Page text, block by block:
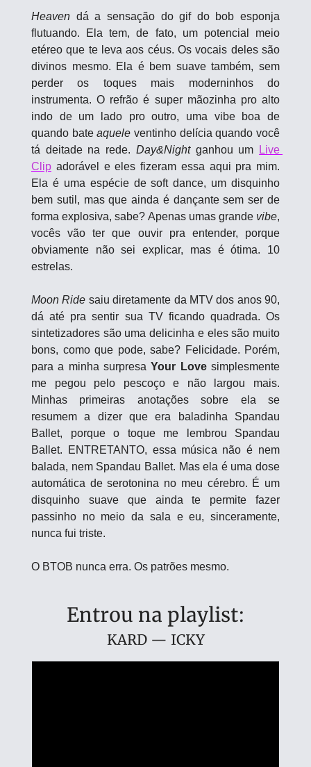
Heaven dá a sensação do gif do bob esponja
flutuando. Ela tem, de fato, um potencial meio
etéreo que te leva aos céus. Os vocais deles são
divinos mesmo. Ela é bem suave também, sem
perder os toques mais moderninhos do
instrumenta. O refrão é super mãozinha pro alto
indo de um lado pro outro, uma vibe boa de
quando bate aquele ventinho delícia quando você
tá deitade na rede. Day&Night ganhou um
Live
Clip adorável e eles fizeram essa aqui pra mim.
Ela é uma espécie de soft dance, um disquinho
bem sutil, mas que ainda é dançante sem ser de
forma explosiva, sabe? Apenas umas grande vibe,
vocês vão ter que ouvir pra entender, porque
obviamente não sei explicar, mas é ótima. 10
estrelas.
Moon Ride saiu diretamente da MTV dos anos 90,
dá até pra sentir sua TV ficando quadrada. Os
sintetizadores são uma delicinha e eles são muito
bons, como que pode, sabe? Felicidade. Porém,
para a minha surpresa Your Love simplesmente
me pegou pelo pescoço e não largou mais.
Minhas primeiras anotações sobre ela se
resumem a dizer que era baladinha Spandau
Ballet, porque o toque me lembrou Spandau
Ballet. ENTRETANTO, essa música não é nem
balada, nem Spandau Ballet. Mas ela é uma dose
automática de serotonina no meu cérebro. É um
disquinho suave que ainda te permite fazer
passinho no meio da sala e eu, sinceramente,
nunca fui triste.
O BTOB nunca erra. Os patrões mesmo.
Entrou na playlist:
KARD — ICKY